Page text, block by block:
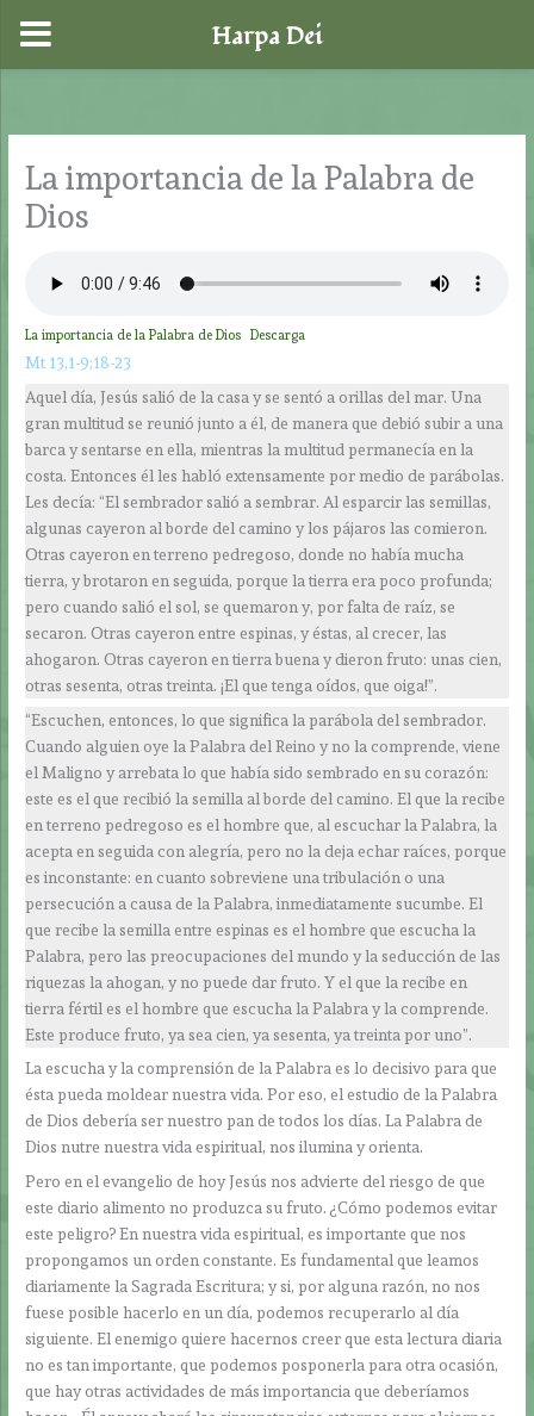
contenido
La importancia de la Palabra de
Dios
La importancia de la Palabra de Dios Descarga
Mt 13,1-9;18-23
Aquel día, Jesús salió de la casa y se sentó a orillas del mar. Una
gran multitud se reunió junto a él, de manera que debió subir a una
barca y sentarse en ella, mientras la multitud permanecía en la
costa. Entonces él les habló extensamente por medio de parábolas.
Les decía: “El sembrador salió a sembrar. Al esparcir las semillas,
algunas cayeron al borde del camino y los pájaros las comieron.
Otras cayeron en terreno pedregoso, donde no había mucha
tierra, y brotaron en seguida, porque la tierra era poco profunda;
pero cuando salió el sol, se quemaron y, por falta de raíz, se
secaron. Otras cayeron entre espinas, y éstas, al crecer, las
ahogaron. Otras cayeron en tierra buena y dieron fruto: unas cien,
otras sesenta, otras treinta. ¡El que tenga oídos, que oiga!”.
“Escuchen, entonces, lo que significa la parábola del sembrador.
Cuando alguien oye la Palabra del Reino y no la comprende, viene
el Maligno y arrebata lo que había sido sembrado en su corazón:
este es el que recibió la semilla al borde del camino. El que la recibe
en terreno pedregoso es el hombre que, al escuchar la Palabra, la
acepta en seguida con alegría, pero no la deja echar raíces, porque
es inconstante: en cuanto sobreviene una tribulación o una
persecución a causa de la Palabra, inmediatamente sucumbe. El
que recibe la semilla entre espinas es el hombre que escucha la
Palabra, pero las preocupaciones del mundo y la seducción de las
riquezas la ahogan, y no puede dar fruto. Y el que la recibe en
tierra fértil es el hombre que escucha la Palabra y la comprende.
Este produce fruto, ya sea cien, ya sesenta, ya treinta por uno”.
La escucha y la comprensión de la Palabra es lo decisivo para que
ésta pueda moldear nuestra vida. Por eso, el estudio de la Palabra
de Dios debería ser nuestro pan de todos los días. La Palabra de
Dios nutre nuestra vida espiritual, nos ilumina y orienta.
Pero en el evangelio de hoy Jesús nos advierte del riesgo de que
este diario alimento no produzca su fruto. ¿Cómo podemos evitar
este peligro? En nuestra vida espiritual, es importante que nos
propongamos un orden constante. Es fundamental que leamos
diariamente la Sagrada Escritura; y si, por alguna razón, no nos
fuese posible hacerlo en un día, podemos recuperarlo al día
siguiente. El enemigo quiere hacernos creer que esta lectura diaria
no es tan importante, que podemos posponerla para otra ocasión,
que hay otras actividades de más importancia que deberíamos
Harpa Dei